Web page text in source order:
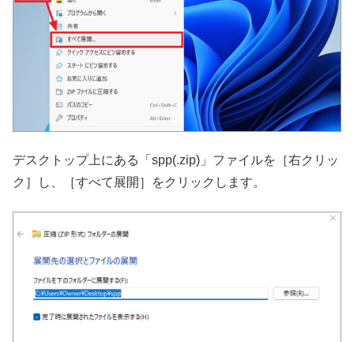
デスクトップ上にある「spp(.zip)」ファイルを［右クリッ
ク］し、［すべて展開］をクリックします。